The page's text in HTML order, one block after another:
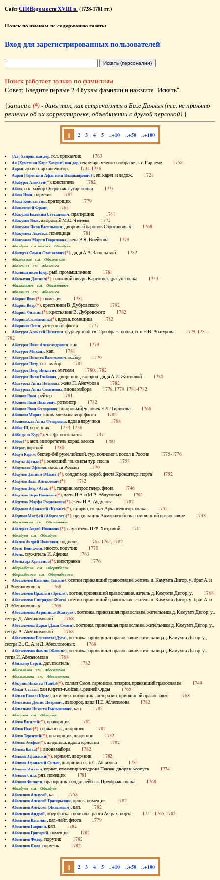
СайтСПбВедомости XVIII в. (1728-1781 гг.)
Поиск по именам по содержанию газеты.
Вход для зарегистрированных пользователей
Поиск работает только по фамилиям
Совет: Введите первые 2-4 буквы фамилии и нажмите "Искать".
{записи с(*)- даны так, как встречаются в Базе Данных (т.е. не принято
решение об их корректировке, объединении с другой персоной) }
1 2 3 4 5 ..+10 ..+50 ..+100
[Аа] Хенрик ван дер, гол. приказчик 1763
Аа [Христиан Карл Хенрик] ван дер, секретарь ученого собрания в г. Гарлеме 1758
Аарон, архиеп. архангелогор. 1734-1736
Аарон [(Еропкин Афанасий Владимирович)], еп. карел. и ладож. 1728
Абабуров Алексей(*), констапель 1782
Абаза, сек.-майор Острогож. гусар. полка 1773
Абаза Иван, поручик 1782
Абаза Константин, прапорщик 1779
Абаковский Франц 1765
Абакулов Евдоким Степанович, прапорщик 1781
Абакумов Влас, дворовый М.С. Челеева 1772
Абакумов Яков Васильевич, дворовый баронов Строгановых 1768
Абакумова Авдотья, помещица 1781
Абакумова Мария Гавриловна, жена В.Я. Воейкова 1779
Абалдуев см. также Оболдуев
Абалдуев Семен Степанович(*), дядя А.А. Запольской 1782
Абаленская см. Оболенская
Абалешев см. Аболешев
Абалишников Егор, рыб. промышленник 1781
Абалыхин Даниил(*), полковой писарь Каргопол. драгун. полка 1733
Абальянинов см. Обольянинов
Абаляшев см. Аболешев
Абарин Иван(*), помещик 1782
Абарин Петр(*), крестьянин В. Дубровского 1782
Абарин Филипп(*), крестьянин В. Дубровского 1782
Абарина Соломонида(*), вдова, помещица 1782
Абаринов Осип, унтер-лейт. флота 1777
Абатуров Алексей Никитич, фурьер лейб-гв. Преображ. полка, сын Н.В. Абатурова 1779, 1781-
1782
Абатуров Иван Александрович, кап. 1779
Абатуров Михаил, кап. 1781
Абатуров Никита Васильевич, майор 1779
Абатуров Петр, сек.-майор 1782
Абатуров Петр Никитич, мичман 1780, 1782
Абатуров Яков Глебович, дворянин, двоюрод. дядя А.И. Житновой 1780
Абатурова Анна Петровна, жена П. Абатурова 1782
Абатурова Анна Семеновна, вдова майора 1776, 1779, 1781-1782
Абашев Иван, рейтар 1781
Абашев Иван Иванович, ротмистр 1782
Абашев Иван Федорович, [дворовый] человек Е.Л. Чирикова 1766
Абашева Мария, вдова мичмана мор. флота 1782
Абашевская Анна Федоровна, вдова поручика 1768
Аббас III, перс. шах 1734, 1736
Аббе де ла Кур(*), чл. фр. посольства 1747
Аббот(*), англ. изобретатель кораб. насоса 1760
Абграт, портной 1780
Абдул Керим, беглер-бей румелийский, тур. полномоч. посол в России 1775-1776
Абдула Эфенди(*), конюший, чл. свиты тур. посла 1758
Абдуласах-Эфенди, посол в России 1779
Абдулов Даниил (Мамет)(*), солдат мор. кораб. флота Кронштадт. порта 1752
Абдулов Иван Алексеевич(*) 1782
Абдулов Петр (Асак)(*), татарин, матрос галер. флота 1746
Абдулова Вера Ивановна(*), дочь И.А. и М.Р. Абдуловых 1782
Абдулова Марфа Родионовна(*), жена И.А. Абдулова 1782
Абдыков Афанасий (Кулмет)(*), татарин, солдат Архангелогор. полка 1751
Абдяков Матфей (Абдяселет)(*), прядильщик Адмиралтейства, принявший православие 1748
Абезьянинов см. Обезьянинов
Абелдеев Авдей Иванович(*), служитель П.Ф. Хитровой 1781
Абелдуев см. Оболдуев
Абелов Андрей Иванович, подполк. 1765-1767, 1782
Абелс Вениамин, иностр. поручик 1770
Абель, служитель И. Афлика 1763
Абельгард Христина(*), иностранка 1776
Абернибесов см. Обернибесов
Абернибесова см. Обернибесова
Абесаломов Василий (Басиле), осетин, принявший православие, житель д. Камумта Дигор. у., брат А. и
Д. Абесаломовых 1768
Абесаломов Ираклий (Эрекле), осетин, принявший православие, житель д. Камумта Дигор. у. 1768
Абесаломов Спиридон (Жага), осетин, принявший православие, житель д. Камумта Дигор. у., брат А. и
Д. Абесаломовых 1768
Абесаломова Агрипина (Жантуте), осетинка, принявшая православие, жительница д. Камумта Дигор. у.,
сестра Д. Абесаломовой 1768
Абесаломова Дарья (Джан Семен), осетинка, принявшая православие, жительница д. Камумта Дигор. у.,
сестра А. Абесаломовой 1768
Абесаломова Елизавета (Дуга), осетинка, принявшая православие, жительница д. Камумта Дигор. у.,
сестра В., С., А. и Д. Абесаломовых 1768
Абесаломова Фекла (Жамкис), осетинка, принявшая православие, жительница д. Камумта Дигор. у.,
тетка И. Абесаломова 1768
Абильгор Серен, дат. писатель 1782
Абисаломов см. Абесаломов
Абисаломова см. Абесаломова
Абкузин Никита (Танба)(*), солдат Смол. гарнизона, татарин, принявший православие 1749
Аблай-Салтан, хан Киргиз-Кайсац. Средней Орды 1765
Аблеев Павел (Юрас), артиллер. погонщик, лютеранин, принявший православие 1768
Аблесимов Денис Петрович, двоюрод. дядя Н.Е. Аблесимова 1782
Аблесимов Никита Емельянович, кап. 1782
Аблеухов см. Облеухов
Аблов Василий(*), прапорщик 1782
Аблов Иван(*), сержант гв., дворянин 1782
Аблов Терентий(*), прапорщик, дворянин 1782
Аблова Агафья(*), дворянка, вдова сержанта 1782
Аблова Васса(*), вдова майора 1782
Аблязов Афанасий(*), сержант, дворянин 1782
Аблязов Афанасий Силыч, дворянин, сын С. Аблязова 1781
Аблязов Михаил, корнет, командир эскадрона Пензен. дворян. корпуса 1774
Аблязов Сила, ряз. помещик 1781
Аблязов Филипп, прапорщик, солдат лейб-гв. Преображ. полка 1768
Аболдуев см. Оболдуев
Аболешев Алексей, кап. 1758
Аболешев Алексей Григорьевич, орлов. помещик 1782
Аболешев Алексей [Яковлевич], кап. 1782
Аболешев Андрей, обер-фискал подполк. ранга Астрах. порта 1751, 1765, 1782
Аболешев Василий, кап.-лейт. флота 1779
Аболешев Гавриил, кап. 1782
Аболешев Григорий, помещик 1782
Аболешев Федор, поручик 1782
Аболешев Яков, поручик 1782
1 2 3 4 5 ..+10 ..+50 ..+100